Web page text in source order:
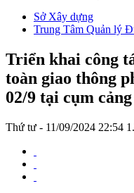
Sở Xây dựng
Trung Tâm Quản lý
Triển khai công
toàn giao thông
02/9 tại cụm
Thứ tư - 11/09/2024 22:54